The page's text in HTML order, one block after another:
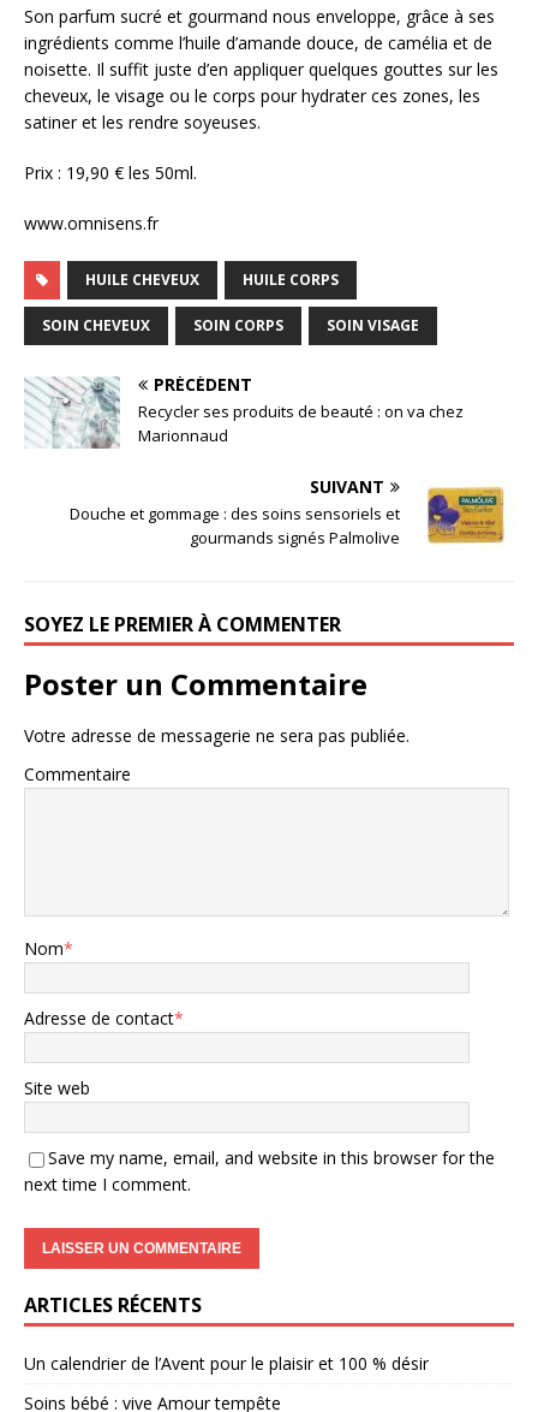
Son parfum sucré et gourmand nous enveloppe, grâce à ses
ingrédients comme l’huile d’amande douce, de camélia et de
noisette. Il suffit juste d’en appliquer quelques gouttes sur les
cheveux, le visage ou le corps pour hydrater ces zones, les
satiner et les rendre soyeuses.
Prix : 19,90 € les 50ml.
www.omnisens.fr
HUILE CHEVEUX HUILE CORPS
SOIN CHEVEUX SOIN CORPS SOIN VISAGE
PRÉCÉDENT
Recycler ses produits de beauté : on va chez
Marionnaud
SUIVANT
Douche et gommage : des soins sensoriels et
gourmands signés Palmolive
SOYEZ LE PREMIER À COMMENTER
Poster un Commentaire
Votre adresse de messagerie ne sera pas publiée.
Commentaire
Nom*
Adresse de contact*
Site web
Save my name, email, and website in this browser for the
next time I comment.
ARTICLES RÉCENTS
Un calendrier de l’Avent pour le plaisir et 100 % désir
Soins bébé : vive Amour tempête